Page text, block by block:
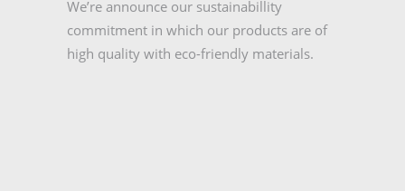
We’re announce our sustainabillity
commitment in which our products are of
high quality with eco-friendly materials.